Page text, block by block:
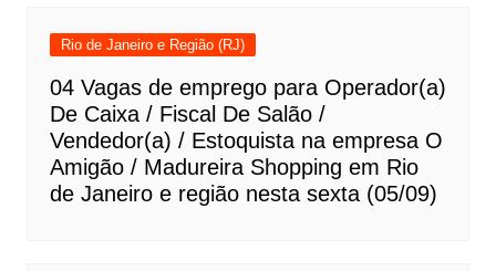
Rio de Janeiro e Região (RJ)
04 Vagas de emprego para Operador(a)
De Caixa / Fiscal De Salão /
Vendedor(a) / Estoquista na empresa O
Amigão / Madureira Shopping em Rio
de Janeiro e região nesta sexta (05/09)